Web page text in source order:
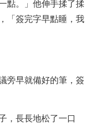
點。」他伸手揉了揉
「簽完字早點睡，我
旁早就備好的筆，簽
，長長地松了一口